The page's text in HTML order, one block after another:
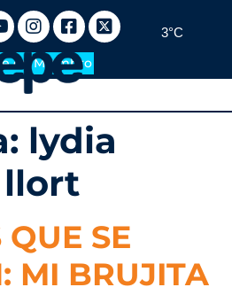
3°C
en Miembro
lydia
SE
MI BRUJITA